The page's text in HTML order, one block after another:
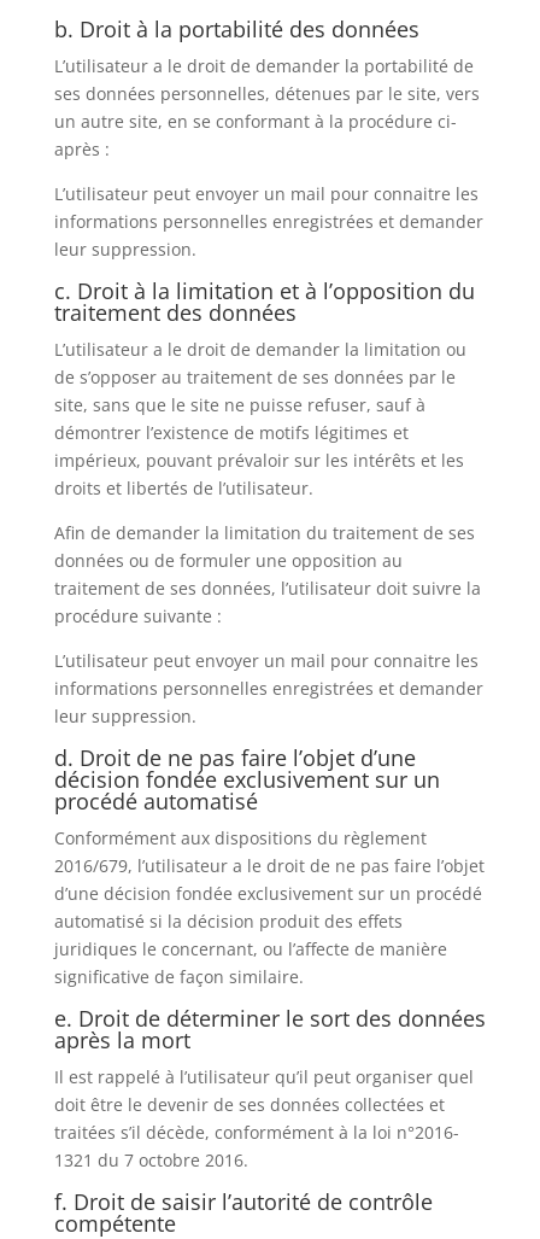
b. Droit à la portabilité des données
L’utilisateur a le droit de demander la portabilité de
ses données personnelles, détenues par le site, vers
un autre site, en se conformant à la procédure ci-
après :
L’utilisateur peut envoyer un mail pour connaitre les
informations personnelles enregistrées et demander
leur suppression.
c. Droit à la limitation et à l’opposition du
traitement des données
L’utilisateur a le droit de demander la limitation ou
de s’opposer au traitement de ses données par le
site, sans que le site ne puisse refuser, sauf à
démontrer l’existence de motifs légitimes et
impérieux, pouvant prévaloir sur les intérêts et les
droits et libertés de l’utilisateur.
Afin de demander la limitation du traitement de ses
données ou de formuler une opposition au
traitement de ses données, l’utilisateur doit suivre la
procédure suivante :
L’utilisateur peut envoyer un mail pour connaitre les
informations personnelles enregistrées et demander
leur suppression.
d. Droit de ne pas faire l’objet d’une
décision fondée exclusivement sur un
procédé automatisé
Conformément aux dispositions du règlement
2016/679, l’utilisateur a le droit de ne pas faire l’objet
d’une décision fondée exclusivement sur un procédé
automatisé si la décision produit des effets
juridiques le concernant, ou l’affecte de manière
significative de façon similaire.
e. Droit de déterminer le sort des données
après la mort
Il est rappelé à l’utilisateur qu’il peut organiser quel
doit être le devenir de ses données collectées et
traitées s’il décède, conformément à la loi n°2016-
1321 du 7 octobre 2016.
f. Droit de saisir l’autorité de contrôle
compétente